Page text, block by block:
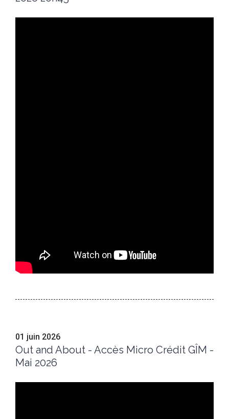
01 juin 2026
Out and About - Accès Micro Crédit GÎM -
Mai 2026